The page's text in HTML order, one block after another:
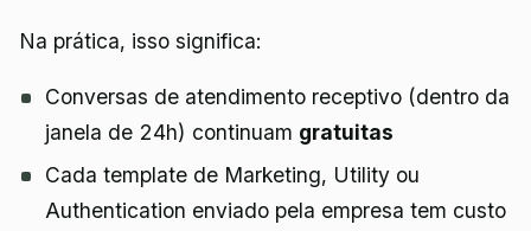
Na prática, isso significa:
Conversas de atendimento receptivo (dentro da
janela de 24h) continuam gratuitas
Cada template de Marketing, Utility ou
Authentication enviado pela empresa tem custo